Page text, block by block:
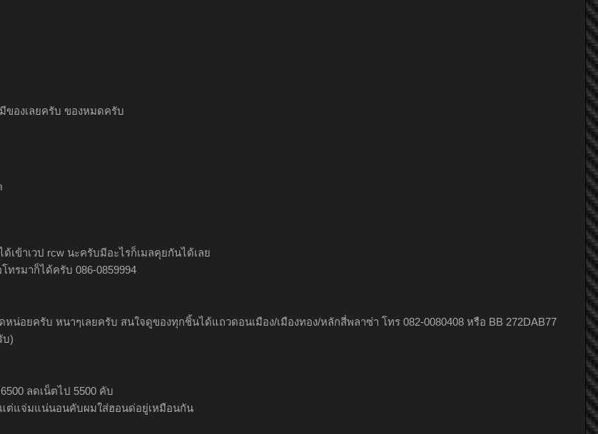
ของเลยครับ ของหมดครับ
เข้าเวป rcw นะครับมีอะไรก็เมลคุยกันได้เลย
ทรมาก็ได้ครับ 086-0859994
หน่อยครับ หนาๆเลยครับ สนใจดูของทุกชิ้นได้แถวดอนเมือง/เมืองทอง/หลักสี่พลาซ่า โทร 082-0080408 หรือ BB 272DAB77
บ)
ลดเน็ตไป 5500 คับ
ต่แจ่มแน่นอนคับผมใส่ฮอนด่อยู่เหมือนกัน